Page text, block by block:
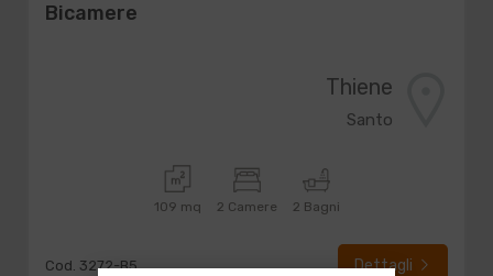
Bicamere
Thiene
Santo
109 mq 2 Camere 2 Bagni
Cod. 3272-B5 Dettagli